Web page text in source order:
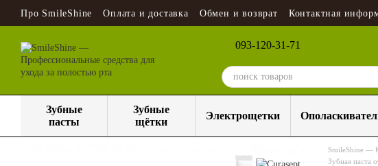
Перейти к основному контенту
Про SmileShine Оплата и доставка Обмен и возврат Контактная
093-120-31-71
Зубные
пасты
Зубные
щётки
Электрощетки
SmileShine —
Зубная паста